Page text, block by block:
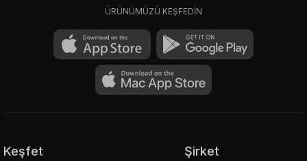
ÜRÜNÜMÜZÜ KEŞFEDİN
Keşfet Şirket